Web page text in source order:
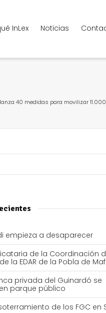
InLex Noticias
lanza 40 medidas para movilizar
empieza a desaparecer
de la Coordinación
la EDAR de la Pobla de
privada del Guinardó se
parque público
soterramiento de los FGC en